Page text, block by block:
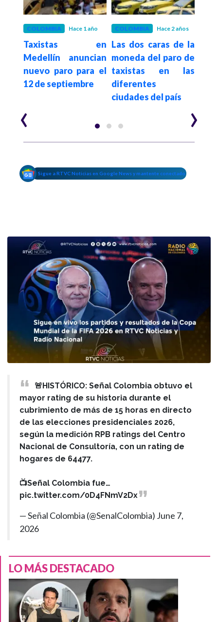
COLOMBIA Hace 1 año
Taxistas en
Medellín anuncian
nuevo paro para el
12 de septiembre
COLOMBIA Hace 2 años
Las dos caras de la
moneda del paro de
taxistas en las
diferentes
ciudades del país
‹ ›
Sigue a RTVC Noticias en Google News y mantente conectado
🚨HISTÓRICO: Señal Colombia obtuvo el
mayor rating de su historia durante el
cubrimiento de más de 15 horas en directo
de las elecciones presidenciales 2026,
según la medición RPB ratings del Centro
Nacional de Consultoría, con un rating de
hogares de 64477.
📺Señal Colombia fue…
pic.twitter.com/0D4FNmV2Dx
— Señal Colombia (@SenalColombia) June 7,
2026
LO MÁS DESTACADO